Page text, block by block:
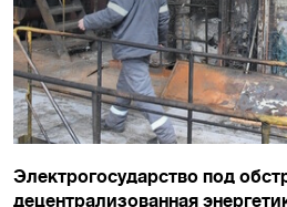
Электрогосударство под
децентрализованная